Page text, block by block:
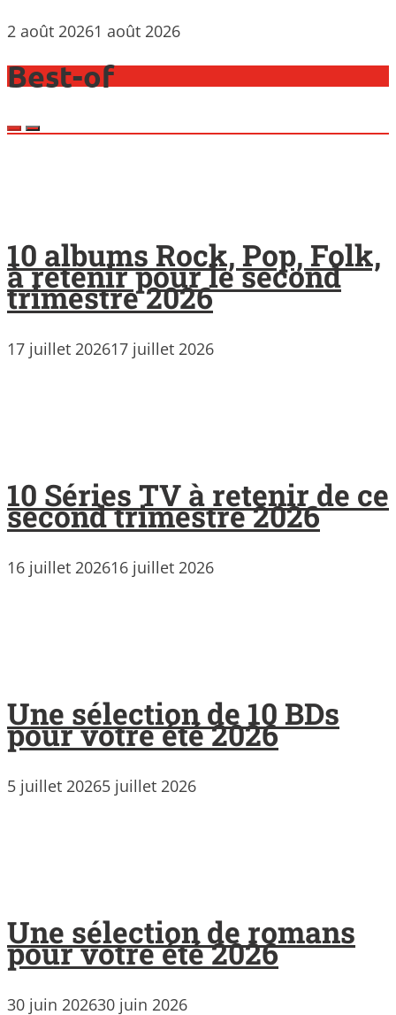
2 août 20261 août 2026
Best-of
10 albums Rock, Pop, Folk,
à retenir pour le second
trimestre 2026
17 juillet 202617 juillet 2026
10 Séries TV à retenir de ce
second trimestre 2026
16 juillet 202616 juillet 2026
Une sélection de 10 BDs
pour votre été 2026
5 juillet 20265 juillet 2026
Une sélection de romans
pour votre été 2026
30 juin 202630 juin 2026